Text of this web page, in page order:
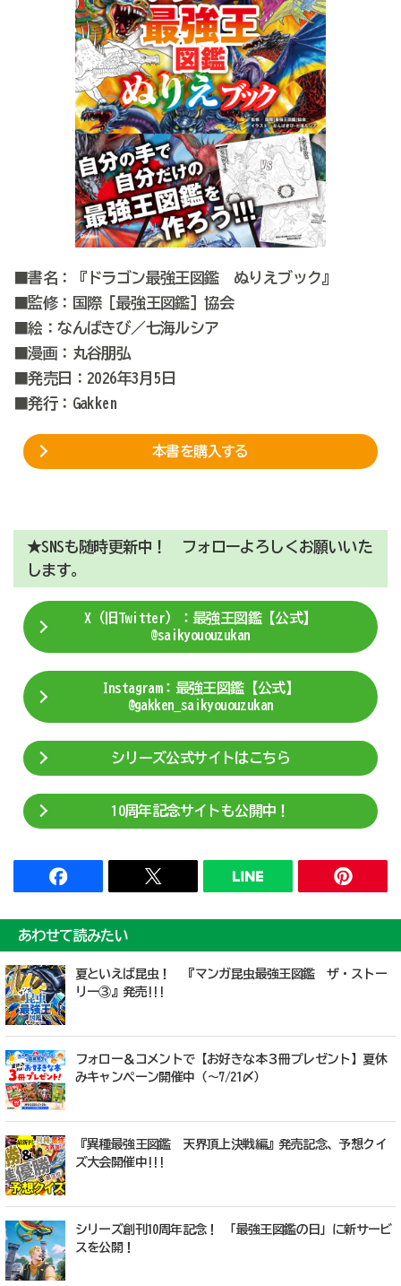
■書名：『ドラゴン最強王図鑑 ぬりえブック』
■監修：国際［最強王図鑑］協会
■絵：なんばきび／七海ルシア
■漫画：丸谷朋弘
■発売日：2026年3月5日
■発行：Gakken
本書を購入する
★SNSも随時更新中！ フォローよろしくお願いいた
します。
X（旧Twitter）：最強王図鑑【公式】
@saikyououzukan
Instagram：最強王図鑑【公式】
@gakken_saikyououzukan
シリーズ公式サイトはこちら
10周年記念サイトも公開中！
あわせて読みたい
夏といえば昆虫！ 『マンガ昆虫最強王図鑑 ザ・ストー
リー③』発売!!!
フォロー＆コメントで【お好きな本３冊プレゼント】夏休
みキャンペーン開催中（～7/21〆）
『異種最強王図鑑 天界頂上決戦編』発売記念、予想クイ
ズ大会開催中!!!
シリーズ創刊10周年記念！ 「最強王図鑑の日」に新サービ
スを公開！